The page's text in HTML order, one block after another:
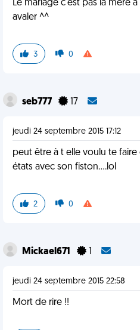
Le mariage c'est pas la mère
avaler ^^
3 0
seb777 17
jeudi 24 septembre 2015 17:12
peut être à t elle voulu te
états avec son fiston....lol
2 0
Mickael671
jeudi 24 septembre 2015 22:58
Mort de rire !!